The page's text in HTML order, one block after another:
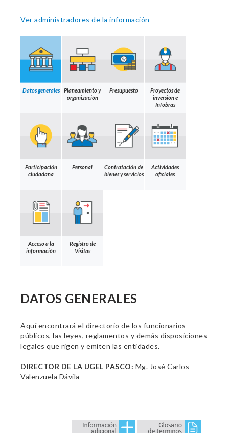
Ver administradores de la información
Datos generales
Planeamiento y
organización
Presupuesto
Proyectos de
inversión e
Infobras
Participación
ciudadana
Personal
Contratación de
bienes y servicios
Actividades
oficiales
Acceso a la
información
Registro de
Visitas
DATOS GENERALES
Aquí encontrará el directorio de los funcionarios
públicos, las leyes, reglamentos y demás disposiciones
legales que rigen y emiten las entidades.
DIRECTOR DE LA UGEL PASCO: Mg. José Carlos
Valenzuela Dávila